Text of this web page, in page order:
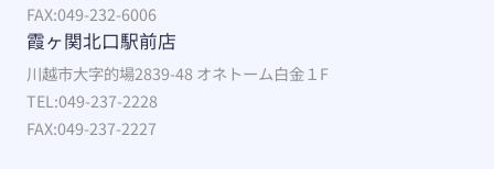
FAX:049-232-6006
霞ヶ関北口駅前店
川越市大字的場2839-48 オネトーム白金１F
TEL:049-237-2228
FAX:049-237-2227